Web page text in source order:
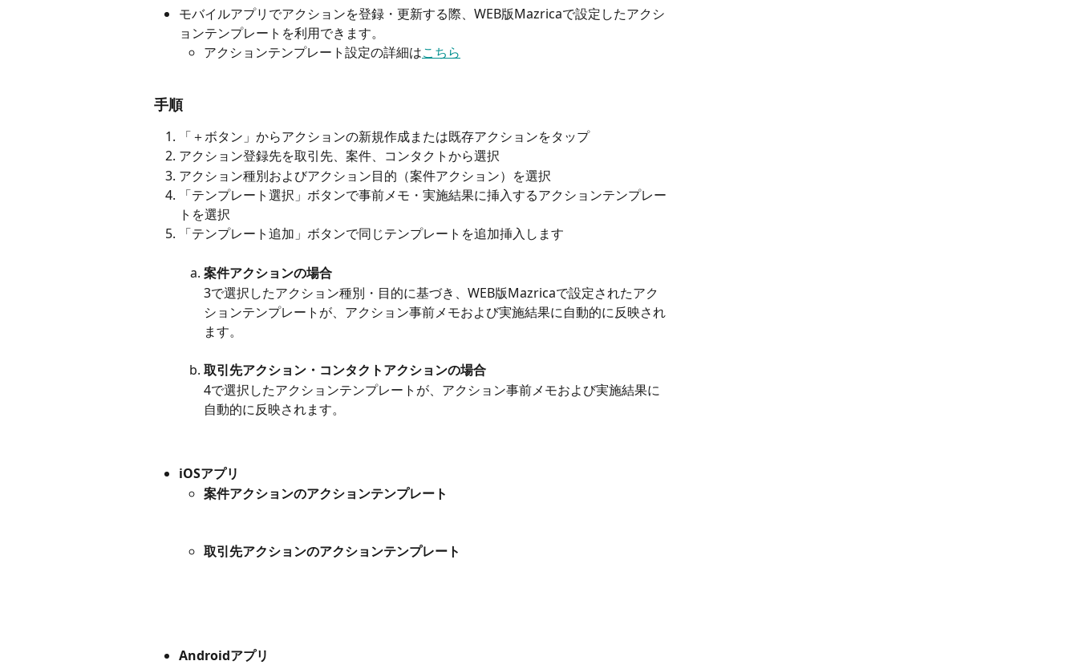
モバイルアプリでアクションを登録・更新する際、WEB版Mazricaで設定したアクシ
ョンテンプレートを利用できます。
アクションテンプレート設定の詳細はこちら
手順
「＋ボタン」からアクションの新規作成または既存アクションをタップ
アクション登録先を取引先、案件、コンタクトから選択
アクション種別およびアクション目的（案件アクション）を選択
「テンプレート選択」ボタンで事前メモ・実施結果に挿入するアクションテンプレー
トを選択
「テンプレート追加」ボタンで同じテンプレートを追加挿入します
案件アクションの場合
3で選択したアクション種別・目的に基づき、WEB版Mazricaで設定されたアク
ションテンプレートが、アクション事前メモおよび実施結果に自動的に反映され
ます。
取引先アクション・コンタクトアクションの場合
4で選択したアクションテンプレートが、アクション事前メモおよび実施結果に
自動的に反映されます。
iOSアプリ
案件アクションのアクションテンプレート
取引先アクションのアクションテンプレート
Androidアプリ